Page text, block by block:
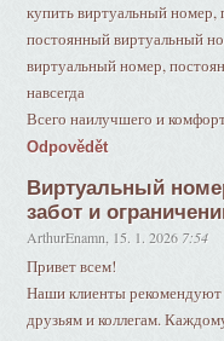
купить виртуальный
постоянный виртуальный
виртуальный номер,
навсегда
Всего наилучшего и
Odpovědět
Виртуальный
забот и
ArthurEnamn 15. 1. 2026 7:54
Привет всем!
Наши клиенты
друзьям и коллегам.